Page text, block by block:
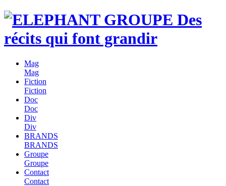
Des
récits qui font grandir
Mag
Mag
Fiction
Fiction
Doc
Doc
Div
Div
BRANDS
BRANDS
Groupe
Groupe
Contact
Contact